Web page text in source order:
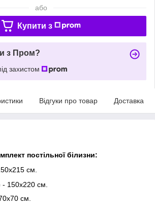
або
Купити з
з Пром?
захистом
Відгуки про товар Доставка
постільної білизни:
см.
150х220 см.
см.